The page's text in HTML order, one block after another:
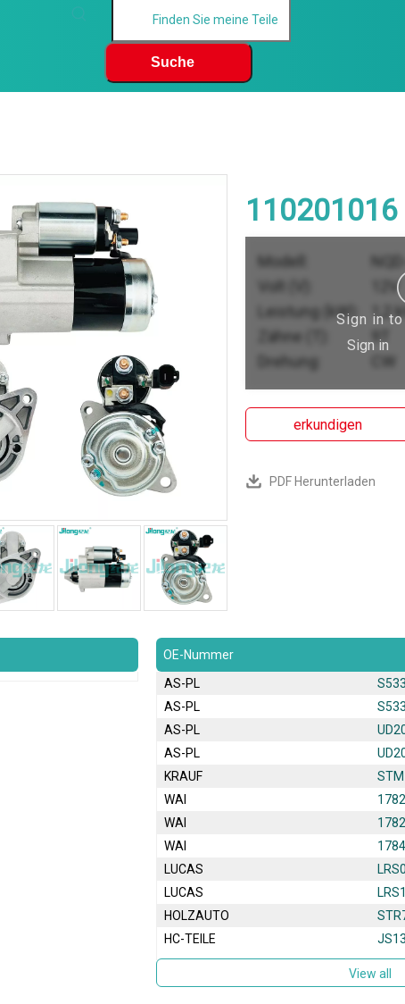
Suche
110201016
Modell:
12V
Leistung (kW):
1,2
Zähne (T):
9T
Drehung:
Sign in
Sign in
erkundigen
PDF Herunterladen
OE-Nummer
AS-PL
AS-PL
AS-PL
AS-PL
KRAUF
WAI
WAI
WAI
LUCAS
LUCAS
HOLZAUTO
HC-TEILE
View all